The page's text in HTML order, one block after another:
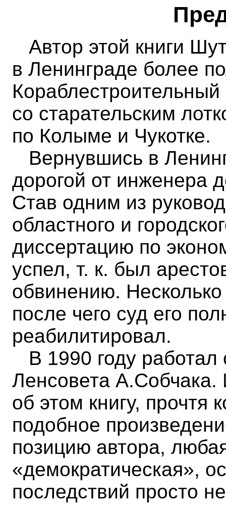
Автор этой книги
в Ленинграде более
Кораблестроительный
со старательским
по Колыме и Чукотке.
Вернувшись в
дорогой от инженера
Став одним из
областного и
диссертацию по
успел, т. к. был
обвинению.
после чего суд его
реабилитировал.
В 1990 году работал
Ленсовета А.Собчака.
об этом книгу, прочтя
подобное
позицию автора,
«демократическая»,
последствий просто